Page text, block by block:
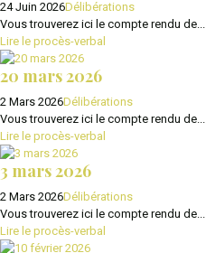
24 Juin 2026Délibérations
Vous trouverez ici le compte rendu de...
Lire le procès-verbal
20 mars 2026
2 Mars 2026Délibérations
Vous trouverez ici le compte rendu de...
Lire le procès-verbal
3 mars 2026
2 Mars 2026Délibérations
Vous trouverez ici le compte rendu de...
Lire le procès-verbal